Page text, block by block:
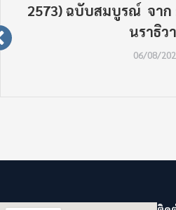
2573) ฉบับสมบูรณ์ จาก
นราธิว
06/08/